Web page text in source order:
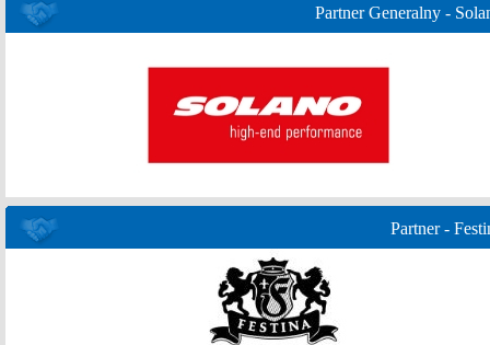
Partner Generalny -
Partner -